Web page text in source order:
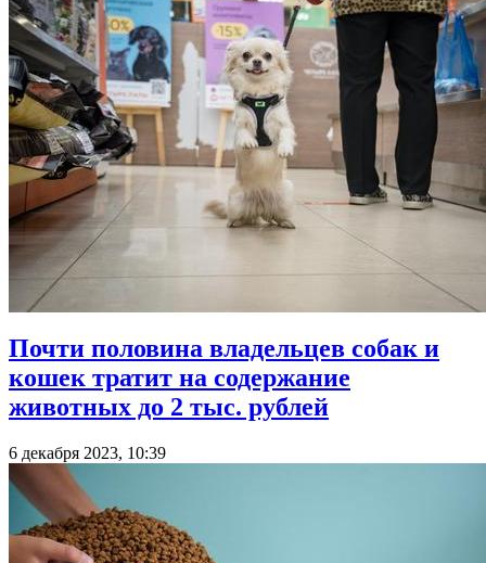
Почти половина владельцев собак и
кошек тратит на содержание
животных до 2 тыс. рублей
6 декабря 2023, 10:39